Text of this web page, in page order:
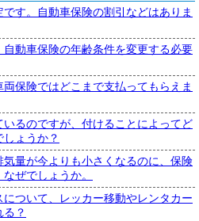
す。自動車保険の割引などはありま
動車保険の年齢条件を変更する必要
保険ではどこまで支払ってもらえま
いるのですが、付けることによってど
ょうか？
量が今よりも小さくなるのに、保険
ぜでしょうか。
ついて、レッカー移動やレンタカー
？